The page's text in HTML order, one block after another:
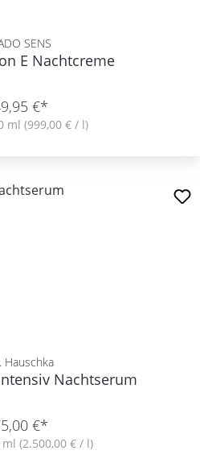
SENS
E Nachtcreme
€*
ml (999,00 € / l)
Hauschka
Nachtserum
€*
ml (2.500,00 € / l)